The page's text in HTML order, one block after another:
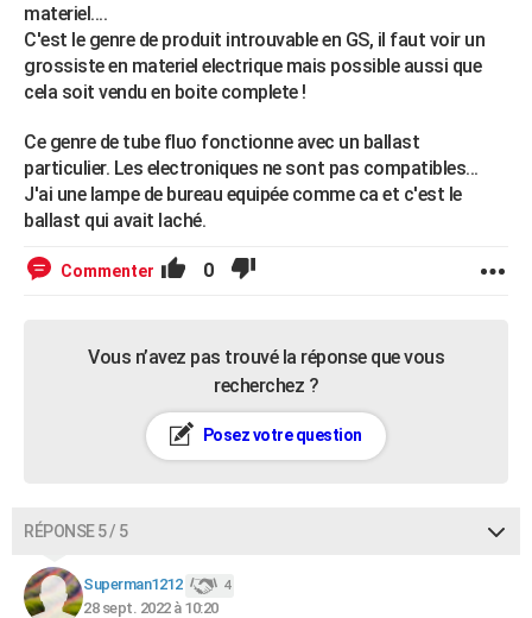
materiel....
C'est le genre de produit introuvable en GS, il faut voir un
grossiste en materiel electrique mais possible aussi que
cela soit vendu en boite complete !
Ce genre de tube fluo fonctionne avec un ballast
particulier. Les electroniques ne sont pas compatibles...
J'ai une lampe de bureau equipée comme ca et c'est le
ballast qui avait laché.
Commenter 0
Vous n’avez pas trouvé la réponse que vous
recherchez ?
Posez votre question
RÉPONSE 5 / 5
Superman1212 4
28 sept. 2022 à 10:20